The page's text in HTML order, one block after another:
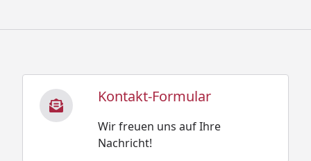
Kontakt-Formular
Wir freuen uns auf Ihre
Nachricht!